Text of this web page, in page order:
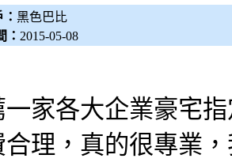
黑色巴比
： 2015-05-08
一家各大企業豪宅
合理，真的很專業